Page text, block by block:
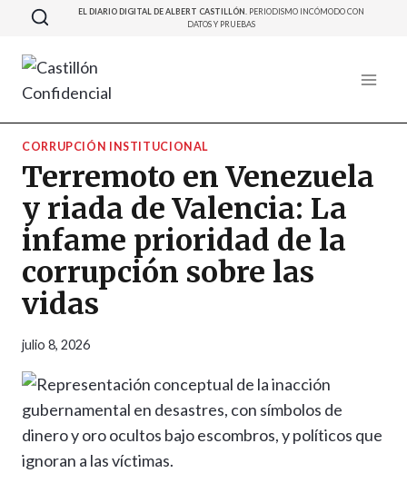
Saltar
contenido
EL DIARIO DIGITAL DE ALBERT CASTILLÓN. PERIODISMO INCÓMODO CON
DATOS Y PRUEBAS
CORRUPCIÓN INSTITUCIONAL
Terremoto en Venezuela
y riada de Valencia: La
infame prioridad de la
corrupción sobre las
vidas
julio 8, 2026